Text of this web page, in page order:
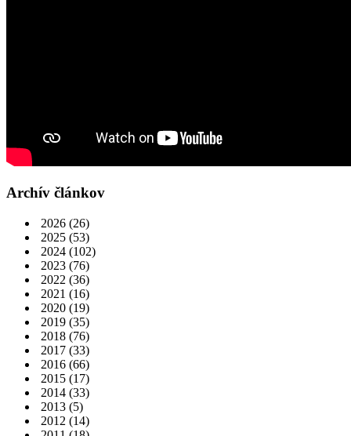
Archív článkov
2026 (26)
2025 (53)
2024 (102)
2023 (76)
2022 (36)
2021 (16)
2020 (19)
2019 (35)
2018 (76)
2017 (33)
2016 (66)
2015 (17)
2014 (33)
2013 (5)
2012 (14)